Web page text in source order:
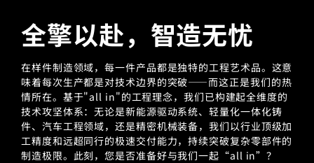
全擎以赴，智造无忧‌
在样件制造领域，每一件产品都是独特的工程艺术品。这意
味着每次生产都是对技术边界的突破——而这正是我们的热
情所在。基于"all in"的工程理念，我们已构建起全维度的
技术攻坚体系：无论是新能源驱动系统、轻量化一体化铸
件、汽车工程领域，还是精密机械装备，我们以行业顶级加
工精度和远超同行的极速交付能力，持续突破复杂零部件的
制造极限。此刻，您是否准备好与我们一起“all in”？